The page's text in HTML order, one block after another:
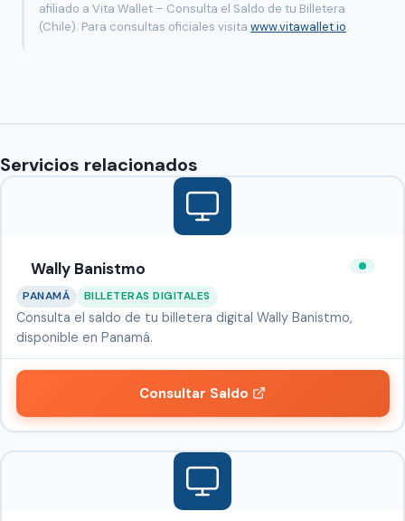
afiliado a Vita Wallet – Consulta el Saldo de tu Billetera
(Chile). Para consultas oficiales visita www.vitawallet.io.
Servicios relacionados
Wally Banistmo
PANAMÁ BILLETERAS DIGITALES
Consulta el saldo de tu billetera digital Wally Banistmo,
disponible en Panamá.
Consultar Saldo